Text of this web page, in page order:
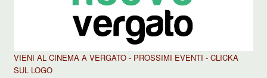
VIENI AL CINEMA A VERGATO - PROSSIMI EVENTI - CLICKA
SUL LOGO